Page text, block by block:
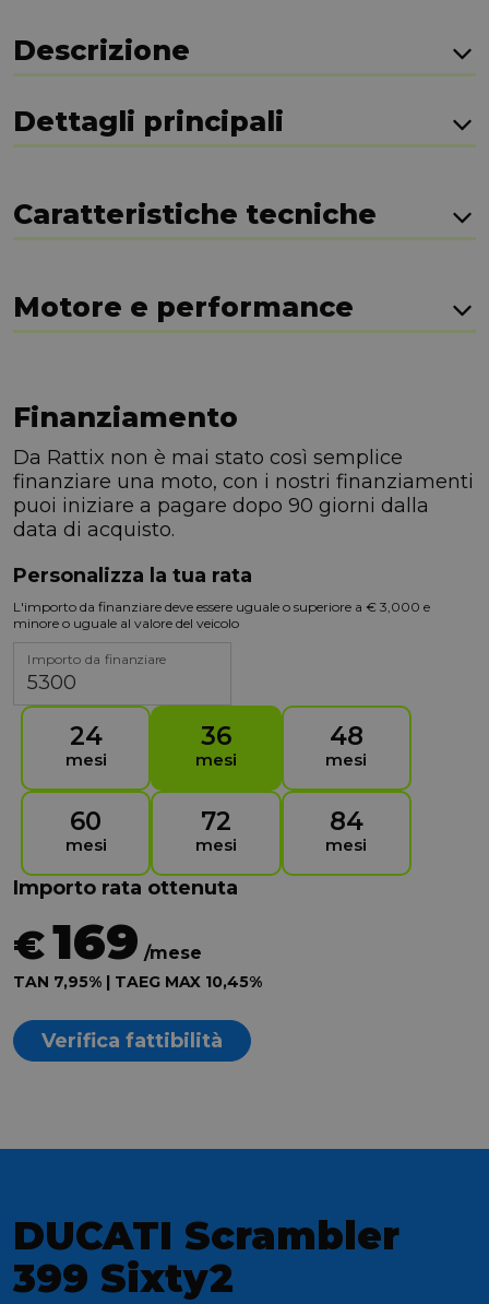
Descrizione
Dettagli principali
Caratteristiche tecniche
Motore e performance
Finanziamento
Da Rattix non è mai stato così semplice
finanziare una moto, con i nostri finanziamenti
puoi iniziare a pagare dopo 90 giorni dalla
data di acquisto.
Personalizza la tua rata
L'importo da finanziare deve essere uguale o superiore a € 3,000 e
minore o uguale al valore del veicolo
Importo da finanziare
24
mesi
36
mesi
48
mesi
60
mesi
72
mesi
84
mesi
Importo rata ottenuta
€169 /mese
TAN 7,95% | TAEG MAX 10,45%
Verifica fattibilità
DUCATI Scrambler
399 Sixty2